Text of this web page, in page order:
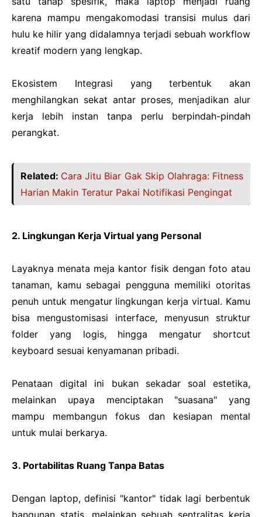
karena mampu mengakomodasi transisi mulus dari
hulu ke hilir yang didalamnya terjadi sebuah workflow
kreatif modern yang lengkap.
Ekosistem Integrasi yang terbentuk akan
menghilangkan sekat antar proses, menjadikan alur
kerja lebih instan tanpa perlu berpindah-pindah
perangkat.
Related: Cara Jitu Biar Gak Skip Olahraga: Fitness
Harian Makin Teratur Pakai Notifikasi Pengingat
2. Lingkungan Kerja Virtual yang Personal
Layaknya menata meja kantor fisik dengan foto atau
tanaman, kamu sebagai pengguna memiliki otoritas
penuh untuk mengatur lingkungan kerja virtual. Kamu
bisa mengustomisasi interface, menyusun struktur
folder yang logis, hingga mengatur shortcut
keyboard sesuai kenyamanan pribadi.
Penataan digital ini bukan sekadar soal estetika,
melainkan upaya menciptakan "suasana" yang
mampu membangun fokus dan kesiapan mental
untuk mulai berkarya.
3. Portabilitas Ruang Tanpa Batas
Dengan laptop, definisi "kantor" tidak lagi berbentuk
bangunan statis, melainkan sebuah sentralitas kerja